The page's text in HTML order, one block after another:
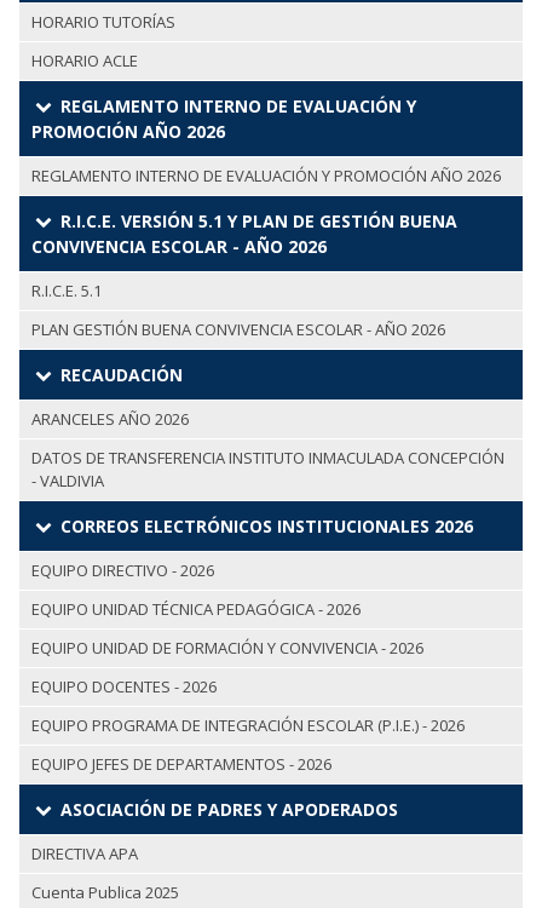
HORARIO TUTORÍAS
HORARIO ACLE
REGLAMENTO INTERNO DE EVALUACIÓN Y
PROMOCIÓN AÑO 2026
REGLAMENTO INTERNO DE EVALUACIÓN Y PROMOCIÓN AÑO 2026
R.I.C.E. VERSIÓN 5.1 Y PLAN DE GESTIÓN BUENA
CONVIVENCIA ESCOLAR - AÑO 2026
R.I.C.E. 5.1
PLAN GESTIÓN BUENA CONVIVENCIA ESCOLAR - AÑO 2026
RECAUDACIÓN
ARANCELES AÑO 2026
DATOS DE TRANSFERENCIA INSTITUTO INMACULADA CONCEPCIÓN
- VALDIVIA
CORREOS ELECTRÓNICOS INSTITUCIONALES 2026
EQUIPO DIRECTIVO - 2026
EQUIPO UNIDAD TÉCNICA PEDAGÓGICA - 2026
EQUIPO UNIDAD DE FORMACIÓN Y CONVIVENCIA - 2026
EQUIPO DOCENTES - 2026
EQUIPO PROGRAMA DE INTEGRACIÓN ESCOLAR (P.I.E.) - 2026
EQUIPO JEFES DE DEPARTAMENTOS - 2026
ASOCIACIÓN DE PADRES Y APODERADOS
DIRECTIVA APA
Cuenta Publica 2025